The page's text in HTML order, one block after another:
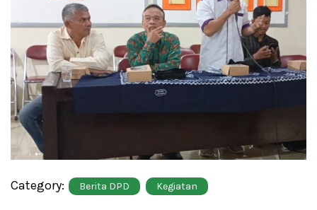
Category: Berita DPD Kegiatan